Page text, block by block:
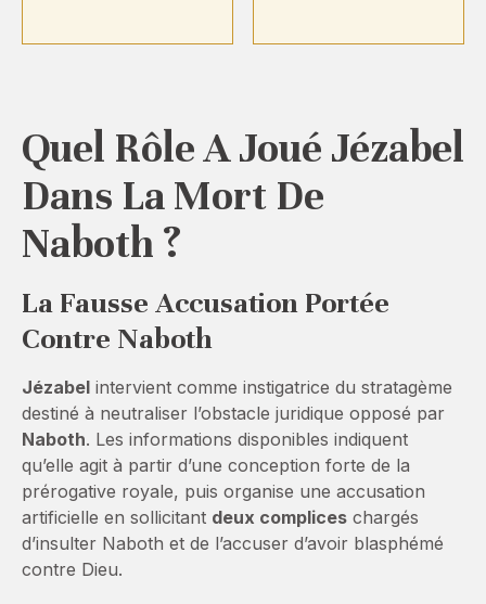
Quel Rôle A Joué Jézabel
Dans La Mort De
Naboth ?
La Fausse Accusation Portée
Contre Naboth
Jézabel intervient comme instigatrice du stratagème
destiné à neutraliser l’obstacle juridique opposé par
Naboth. Les informations disponibles indiquent
qu’elle agit à partir d’une conception forte de la
prérogative royale, puis organise une accusation
artificielle en sollicitant deux complices chargés
d’insulter Naboth et de l’accuser d’avoir blasphémé
contre Dieu.